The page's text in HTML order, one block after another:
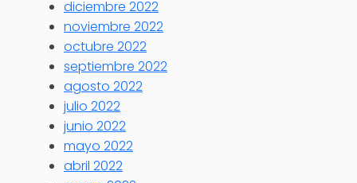
diciembre 2022
noviembre 2022
octubre 2022
septiembre 2022
agosto 2022
julio 2022
junio 2022
mayo 2022
abril 2022